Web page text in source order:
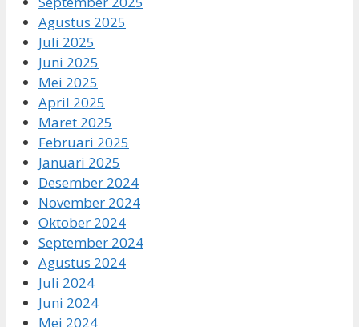
Agustus 2025
Juli 2025
Juni 2025
Mei 2025
April 2025
Maret 2025
Februari 2025
Januari 2025
Desember 2024
November 2024
Oktober 2024
September 2024
Agustus 2024
Juli 2024
Juni 2024
Mei 2024